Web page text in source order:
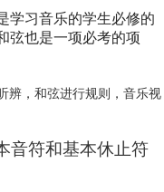
学习音乐的学生必修的
弦也是一项必考的项
辨， 和弦进行规则 ， 音乐视
音符和基本休止符